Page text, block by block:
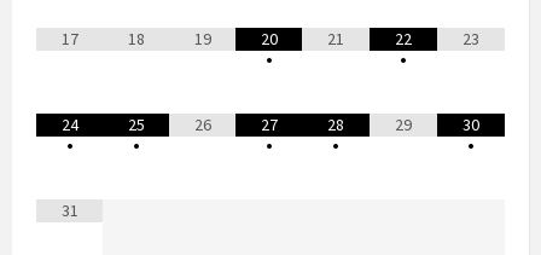
17 18 19
20
•
21
22
•
23
24
•
25
•
26
27
•
28
•
29
30
•
31